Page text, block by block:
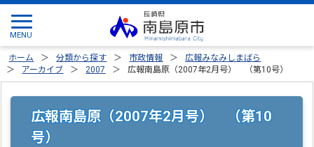
ホーム 分類から探す 市政情報
広報みなみしまばら
アーカイブ
2007 広報南島原（2007年2月号） （第10号）
広報南島原（2007年2月号） （第10
号）